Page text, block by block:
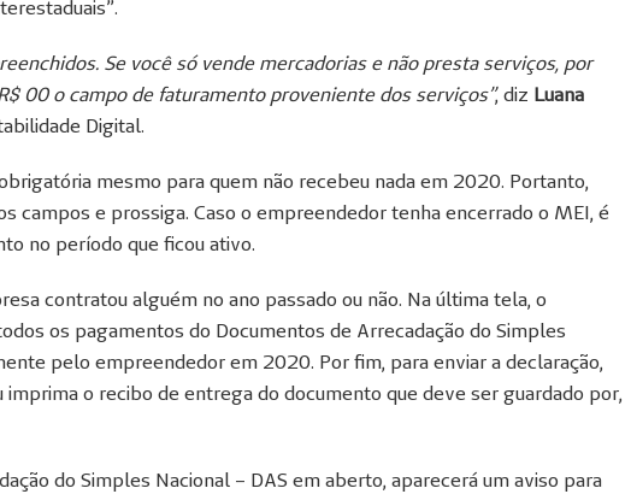
Se você só vende mercadorias e não presta serviços, por
00 o campo de faturamento proveniente dos serviços”, diz Luana
Digital.
mesmo para quem não recebeu nada em 2020. Portanto,
campos e prossiga. Caso o empreendedor tenha encerrado o MEI, é
no período que ficou ativo.
contratou alguém no ano passado ou não. Na última tela, o
os pagamentos do Documentos de Arrecadação do Simples
pelo empreendedor em 2020. Por fim, para enviar a declaração,
imprima o recibo de entrega do documento que deve ser guardado por,
do Simples Nacional – DAS em aberto, aparecerá um aviso para